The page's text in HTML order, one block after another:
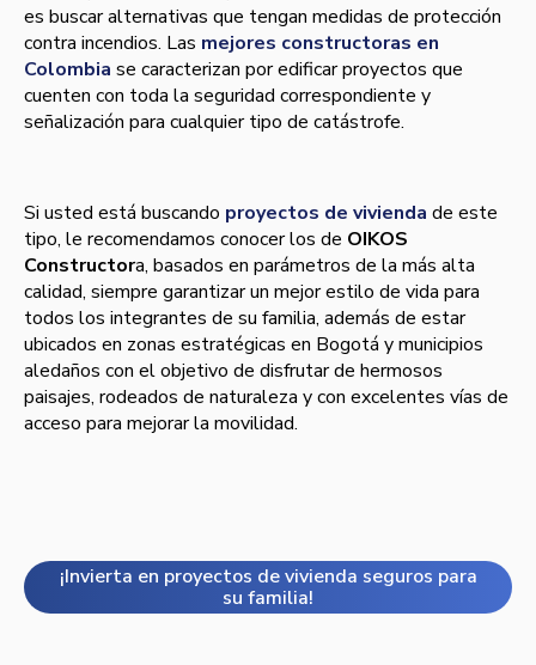
es buscar alternativas que tengan medidas de protección
contra incendios. Las mejores constructoras en
Colombia se caracterizan por edificar proyectos que
cuenten con toda la seguridad correspondiente y
señalización para cualquier tipo de catástrofe.
Si usted está buscando proyectos de vivienda de este
tipo, le recomendamos conocer los de OIKOS
Constructora, basados en parámetros de la más alta
calidad, siempre garantizar un mejor estilo de vida para
todos los integrantes de su familia, además de estar
ubicados en zonas estratégicas en Bogotá y municipios
aledaños con el objetivo de disfrutar de hermosos
paisajes, rodeados de naturaleza y con excelentes vías de
acceso para mejorar la movilidad.
¡Invierta en proyectos de vivienda seguros para
su familia!